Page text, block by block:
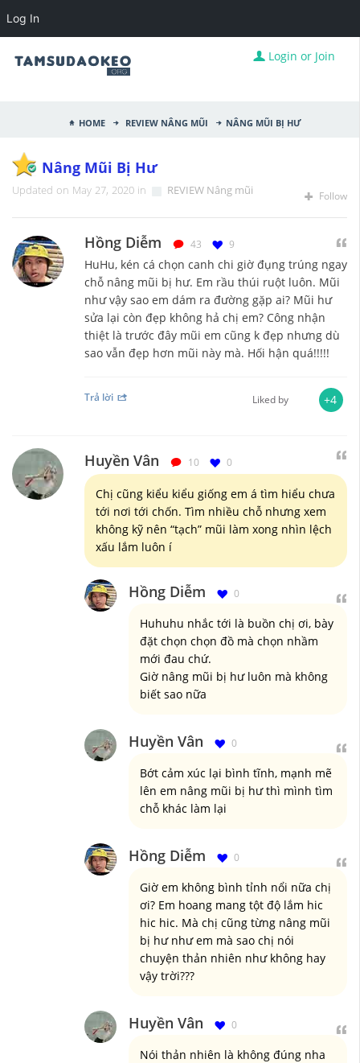
Login or Join
Home REVIEW Nâng mũi nâng mũi bị hư
Nâng Mũi Bị Hư
Updated on May 27, 2020 in REVIEW Nâng mũi Follow
Hồng Diễm 43 9
HuHu, kén cá chọn canh chi giờ đụng trúng ngay
chỗ nâng mũi bị hư. Em rầu thúi ruột luôn. Mũi
như vậy sao em dám ra đường gặp ai? Mũi hư
sửa lại còn đẹp không hả chị em? Công nhận
thiệt là trước đây mũi em cũng k đẹp nhưng dù
sao vẫn đẹp hơn mũi này mà. Hối hận quá!!!!!
Liked by +4
Trả lời
Huyền Vân 10 0
Chị cũng kiểu kiểu giống em á tìm hiểu chưa
tới nơi tới chốn. Tìm nhiều chỗ nhưng xem
không kỹ nên “tạch” mũi làm xong nhìn lệch
xấu lắm luôn í
Hồng Diễm 0
Huhuhu nhắc tới là buồn chị ơi, bày
đặt chọn chọn đồ mà chọn nhầm
mới đau chứ.
Giờ nâng mũi bị hư luôn mà không
biết sao nữa
Huyền Vân 0
Bớt cảm xúc lại bình tĩnh, mạnh mẽ
lên em nâng mũi bị hư thì mình tìm
chỗ khác làm lại
Hồng Diễm 0
Giờ em không bình tỉnh nổi nữa chị
ơi? Em hoang mang tột độ lắm hic
hic hic. Mà chị cũng từng nâng mũi
bị hư như em mà sao chị nói
chuyện thản nhiên như không hay
vậy trời???
Huyền Vân 0
Nói thản nhiên là không đúng nha
Log In